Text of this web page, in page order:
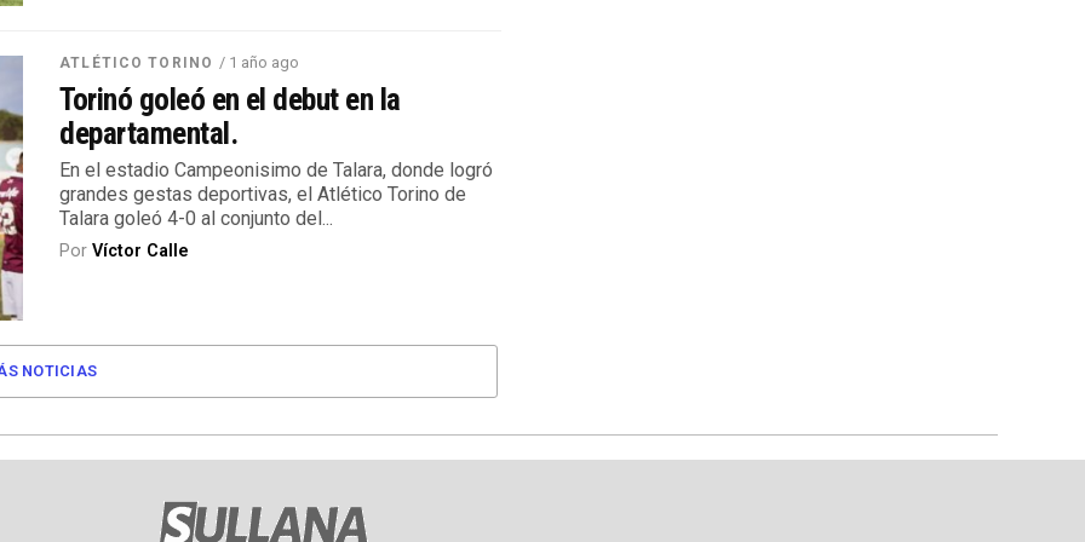
ATLÉTICO TORINO / 1 año ago
Torinó goleó en el debut en la
departamental.
En el estadio Campeonisimo de Talara, donde logró
grandes gestas deportivas, el Atlético Torino de
Talara goleó 4-0 al conjunto del...
PorVíctor Calle
NOTICIAS